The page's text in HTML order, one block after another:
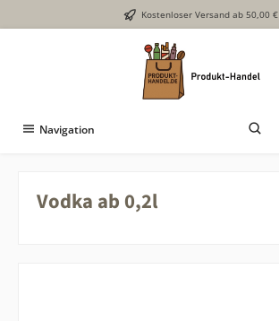
Zum Hauptinhalt springen Kostenloser Versand ab 50,00 €
Navigation
Vodka ab 0,2l